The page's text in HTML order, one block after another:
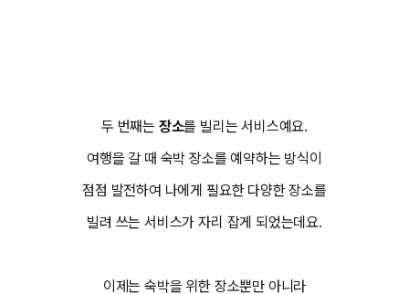
두 번째는 장소를 빌리는 서비스예요.
여행을 갈 때 숙박 장소를 예약하는 방식이
점점 발전하여 나에게 필요한 다양한 장소를
빌려 쓰는 서비스가 자리 잡게 되었는데요.
이제는 숙박을 위한 장소뿐만 아니라